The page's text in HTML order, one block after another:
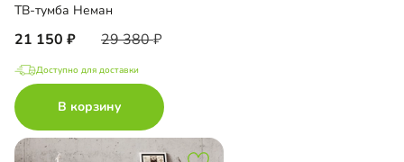
ТВ-тумба Неман
21 150 29 380
Доступно для доставки
В корзину